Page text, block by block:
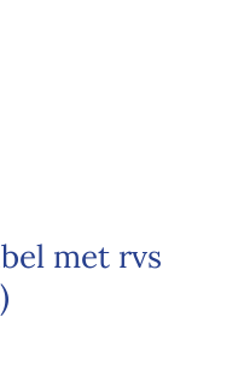
met rvs